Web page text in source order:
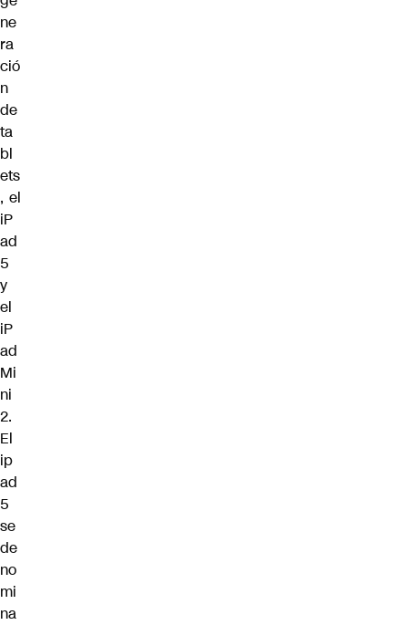
ne
ra
ció
n
de
ta
bl
ets
, el
iP
ad
5
y
el
iP
ad
Mi
ni
2.
El
ip
ad
5
se
de
no
mi
na